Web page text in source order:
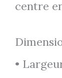
centre
•